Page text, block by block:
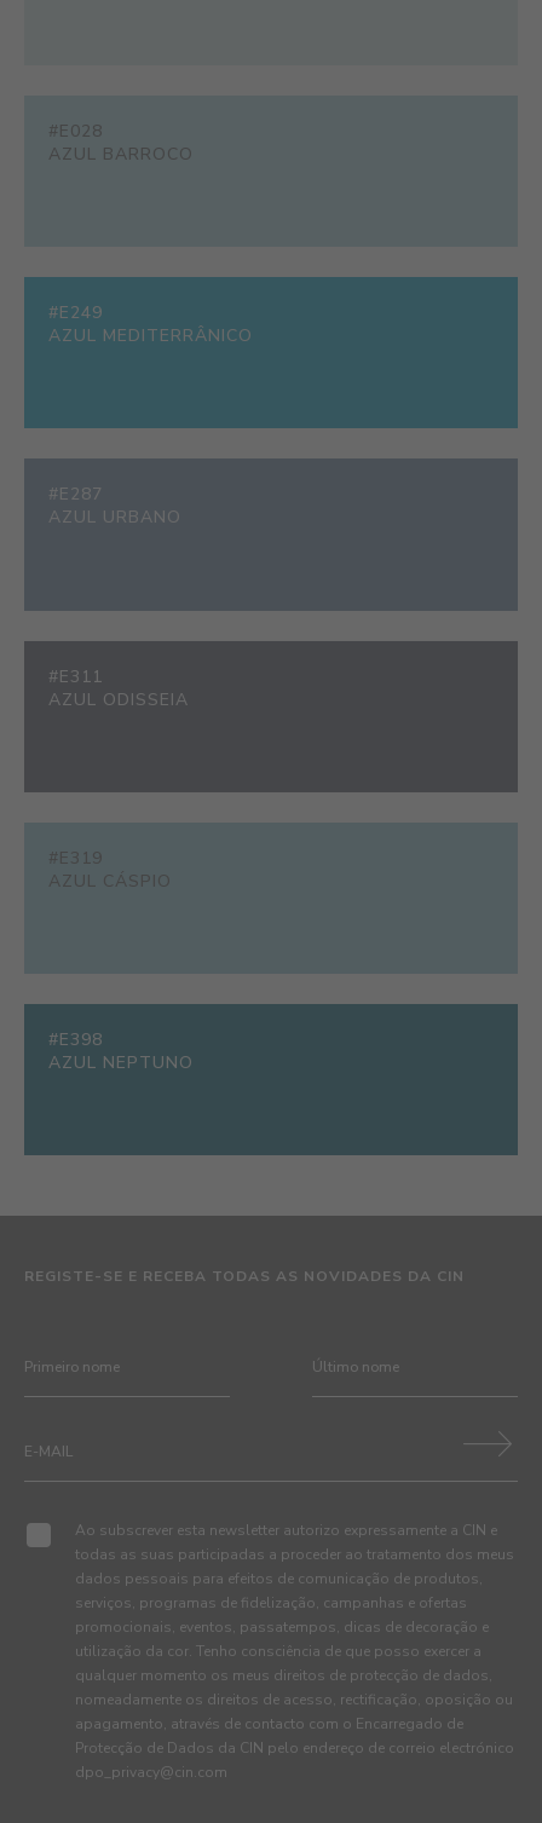
#E028
AZUL BARROCO
#E249
AZUL MEDITERRÂNICO
#E287
AZUL URBANO
#E311
AZUL ODISSEIA
#E319
AZUL CÁSPIO
#E398
AZUL NEPTUNO
REGISTE-SE E RECEBA TODAS AS NOVIDADES DA CIN
Ao subscrever esta newsletter autorizo expressamente a CIN e
todas as suas participadas a proceder ao tratamento dos meus
dados pessoais para efeitos de comunicação de produtos,
serviços, programas de fidelização, campanhas e ofertas
promocionais, eventos, passatempos, dicas de decoração e
utilização da cor. Tenho consciência de que posso exercer a
qualquer momento os meus direitos de protecção de dados,
nomeadamente os direitos de acesso, rectificação, oposição ou
apagamento, através de contacto com o Encarregado de
Protecção de Dados da CIN pelo endereço de correio electrónico
dpo_privacy@cin.com